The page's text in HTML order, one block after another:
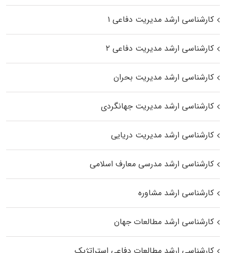
کارشناسی ارشد مدیریت دفاعی ۱
کارشناسی ارشد مدیریت دفاعی ۲
کارشناسی ارشد مدیریت بحران
کارشناسی ارشد مدیریت جهانگردی
کارشناسی ارشد مدیریت دریایی
کارشناسی ارشد مدرسی معارف اسلامی
کارشناسی ارشد مشاوره
کارشناسی ارشد مطالعات جهان